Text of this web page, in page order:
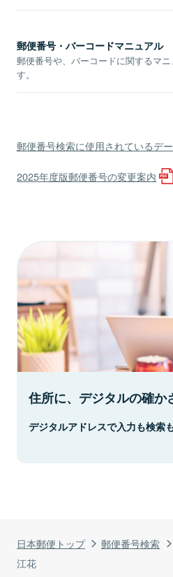
日本郵便トップ 郵便番号検索
江花
郵便番号・バーコードマニュアル
郵便番号や、バーコードに関するマ
す。
郵便番号検索に使用されているデ
2025年度版郵便番号の変更案内
住所に、デジタルの確か
デジタルアドレスで入力も検索